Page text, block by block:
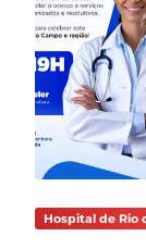
Hospital de Rio